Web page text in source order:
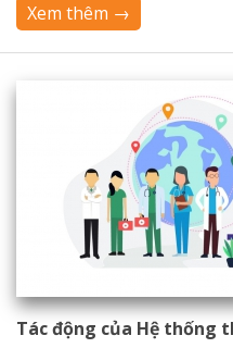
Xem thêm →
Tác động của Hệ thống